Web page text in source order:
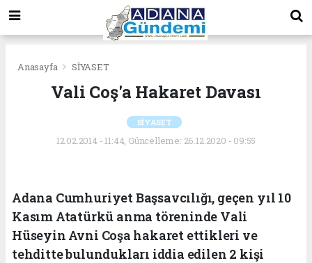
Anasayfa SİYASET
Vali Coş'a Hakaret Davası
SİYASET
12.02.2014 - 11:44, Güncelleme: 26.12.2020 - 09:55
Adana Cumhuriyet Başsavcılığı, geçen yıl 10
Kasım Atatürkü anma töreninde Vali
Hüseyin Avni Coşa hakaret ettikleri ve
tehditte bulundukları iddia edilen 2 kişi